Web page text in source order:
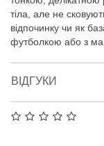
тіла, але не
відпочинку чи як
футболкою або з
ВІДГУКИ